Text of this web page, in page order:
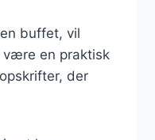
buffet, vil
være en praktisk
der